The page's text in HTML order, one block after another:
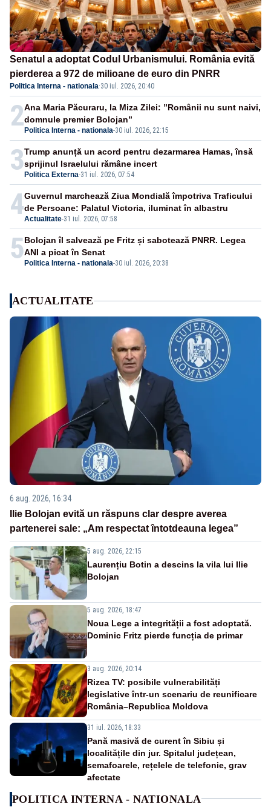
Senatul a adoptat Codul Urbanismului. România evită
pierderea a 972 de milioane de euro din PNRR
Politica Interna - nationala·30 iul. 2026, 20:40
2 Politica Interna - nationala-30 iul. 2026, 22:15
Ana Maria Păcuraru, la Miza Zilei: ”Românii nu sunt naivi,
domnule premier Bolojan”
3 Politica Externa-31 iul. 2026, 07:54
Trump anunță un acord pentru dezarmarea Hamas, însă
sprijinul Israelului rămâne incert
4Actualitate-31 iul. 2026, 07:58
Guvernul marchează Ziua Mondială împotriva Traficului
de Persoane: Palatul Victoria, iluminat în albastru
5 Politica Interna - nationala-30 iul. 2026, 20:38
Bolojan îl salvează pe Fritz și sabotează PNRR. Legea
ANI a picat în Senat
ACTUALITATE
6 aug. 2026, 16:34
Ilie Bolojan evită un răspuns clar despre averea
partenerei sale: „Am respectat întotdeauna legea”
5 aug. 2026, 22:15
Laurențiu Botin a descins la vila lui Ilie
Bolojan
5 aug. 2026, 18:47
Noua Lege a integrității a fost adoptată.
Dominic Fritz pierde funcția de primar
3 aug. 2026, 20:14
Rizea TV: posibile vulnerabilități
legislative într-un scenariu de reunificare
România–Republica Moldova
31 iul. 2026, 18:33
Pană masivă de curent în Sibiu și
localitățile din jur. Spitalul județean,
semafoarele, rețelele de telefonie, grav
afectate
POLITICA INTERNA - NATIONALA